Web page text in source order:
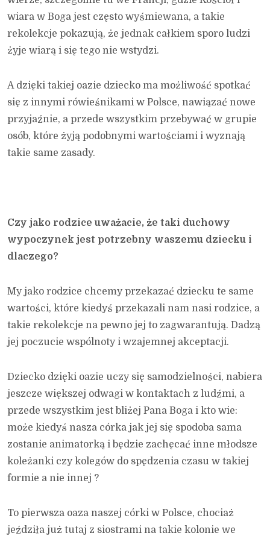
wiara w Boga jest często wyśmiewana, a takie
rekolekcje pokazują, że jednak całkiem sporo ludzi
żyje wiarą i się tego nie wstydzi.
A dzięki takiej oazie dziecko ma możliwość spotkać
się z innymi rówieśnikami w Polsce, nawiązać nowe
przyjaźnie, a przede wszystkim przebywać w grupie
osób, które żyją podobnymi wartościami i wyznają
takie same zasady.
Czy jako rodzice uważacie, że taki duchowy
wypoczynek jest potrzebny waszemu dziecku i
dlaczego?
My jako rodzice chcemy przekazać dziecku te same
wartości, które kiedyś przekazali nam nasi rodzice, a
takie rekolekcje na pewno jej to zagwarantują. Dadzą
jej poczucie wspólnoty i wzajemnej akceptacji.
Dziecko dzięki oazie uczy się samodzielności, nabiera
jeszcze większej odwagi w kontaktach z ludźmi, a
przede wszystkim jest bliżej Pana Boga i kto wie:
może kiedyś nasza córka jak jej się spodoba sama
zostanie animatorką i będzie zachęcać inne młodsze
koleżanki czy kolegów do spędzenia czasu w takiej
formie a nie innej ?
To pierwsza oaza naszej córki w Polsce, chociaż
jeździła już tutaj z siostrami na takie kolonie we